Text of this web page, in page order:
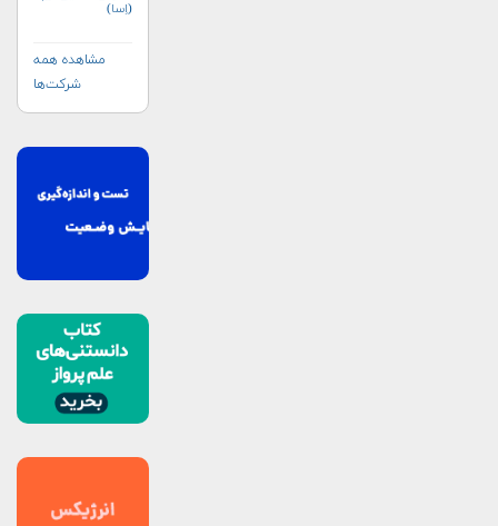
(اِسا)
مشاهده همه
شرکت‌ها